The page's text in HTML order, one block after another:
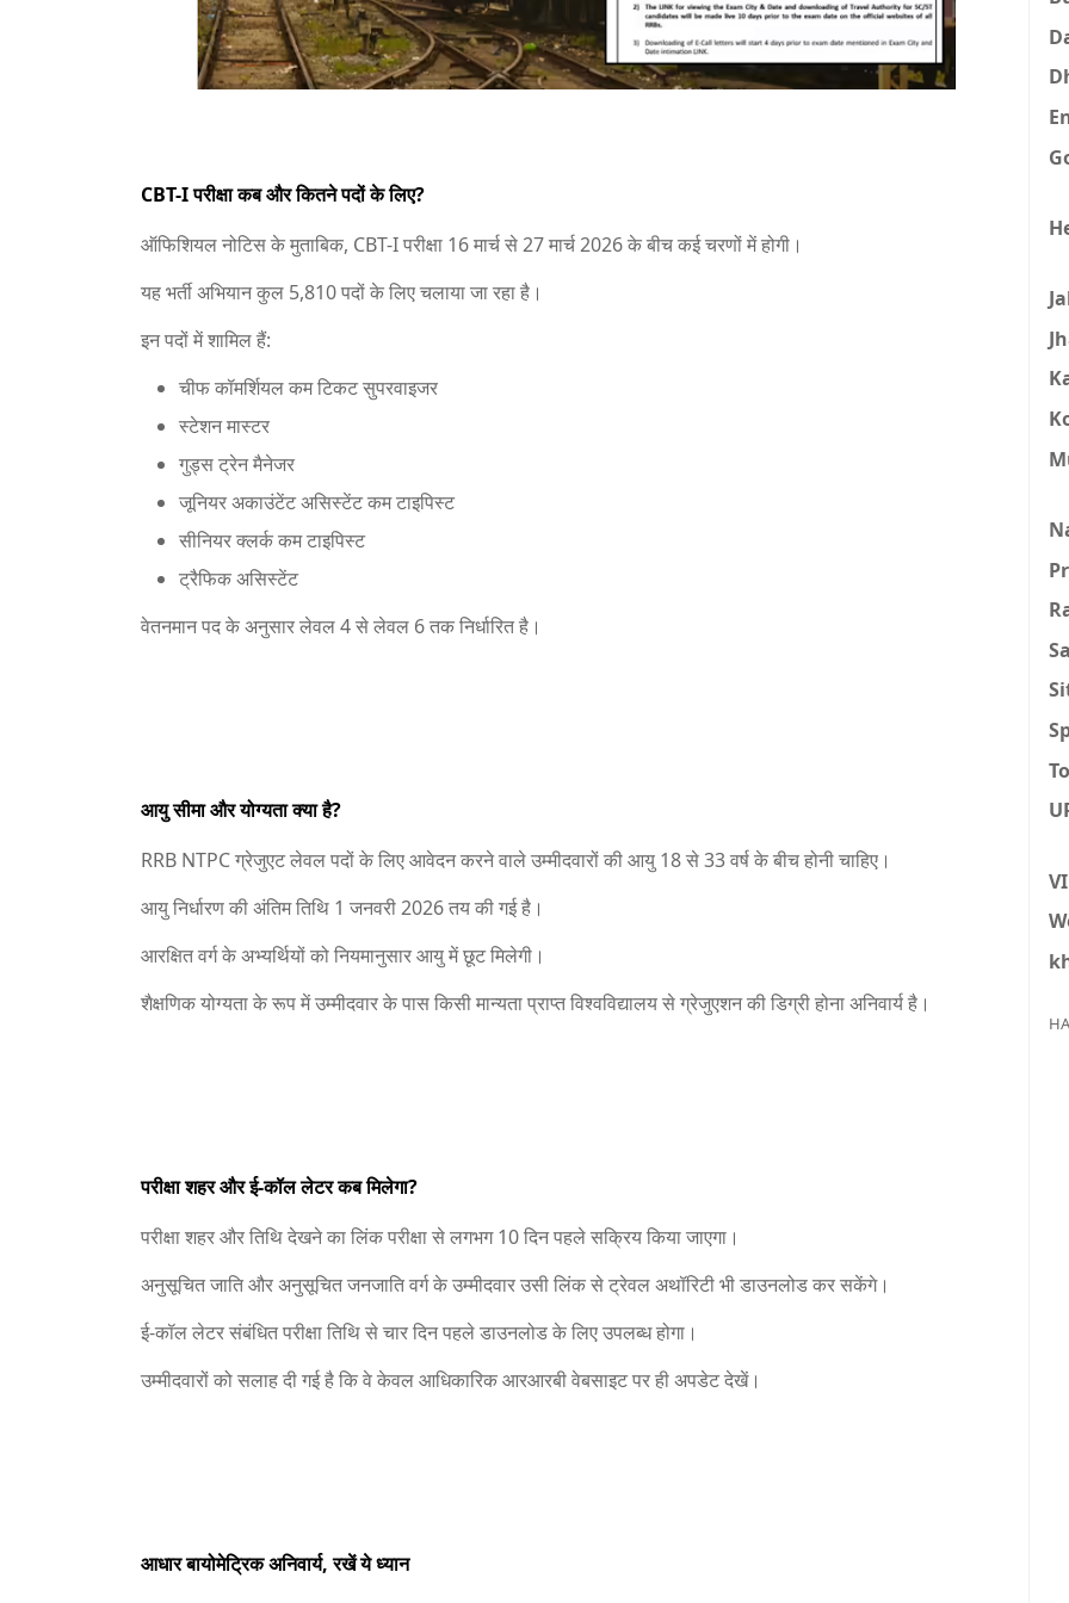
CBT-I परीक्षा कब और कितने पदों के लिए?
ऑफिशियल नोटिस के मुताबिक, CBT-I परीक्षा 16 मार्च से 27 मार्च 2026 के बीच कई चरणों में होगी।
यह भर्ती अभियान कुल 5,810 पदों के लिए चलाया जा रहा है।
इन पदों में शामिल हैं:
चीफ कॉमर्शियल कम टिकट सुपरवाइजर
स्टेशन मास्टर
गुड्स ट्रेन मैनेजर
जूनियर अकाउंटेंट असिस्टेंट कम टाइपिस्ट
सीनियर क्लर्क कम टाइपिस्ट
ट्रैफिक असिस्टेंट
वेतनमान पद के अनुसार लेवल 4 से लेवल 6 तक निर्धारित है।
आयु सीमा और योग्यता क्या है?
RRB NTPC ग्रेजुएट लेवल पदों के लिए आवेदन करने वाले उम्मीदवारों की आयु 18 से 33 वर्ष के बीच होनी चाहिए।
आयु निर्धारण की अंतिम तिथि 1 जनवरी 2026 तय की गई है।
आरक्षित वर्ग के अभ्यर्थियों को नियमानुसार आयु में छूट मिलेगी।
शैक्षणिक योग्यता के रूप में उम्मीदवार के पास किसी मान्यता प्राप्त विश्वविद्यालय से ग्रेजुएशन की डिग्री होना अनिवार्य है।
परीक्षा शहर और ई-कॉल लेटर कब मिलेगा?
परीक्षा शहर और तिथि देखने का लिंक परीक्षा से लगभग 10 दिन पहले सक्रिय किया जाएगा।
अनुसूचित जाति और अनुसूचित जनजाति वर्ग के उम्मीदवार उसी लिंक से ट्रेवल अथॉरिटी भी डाउनलोड कर सकेंगे।
ई-कॉल लेटर संबंधित परीक्षा तिथि से चार दिन पहले डाउनलोड के लिए उपलब्ध होगा।
उम्मीदवारों को सलाह दी गई है कि वे केवल आधिकारिक आरआरबी वेबसाइट पर ही अपडेट देखें।
आधार बायोमेट्रिक अनिवार्य, रखें ये ध्यान